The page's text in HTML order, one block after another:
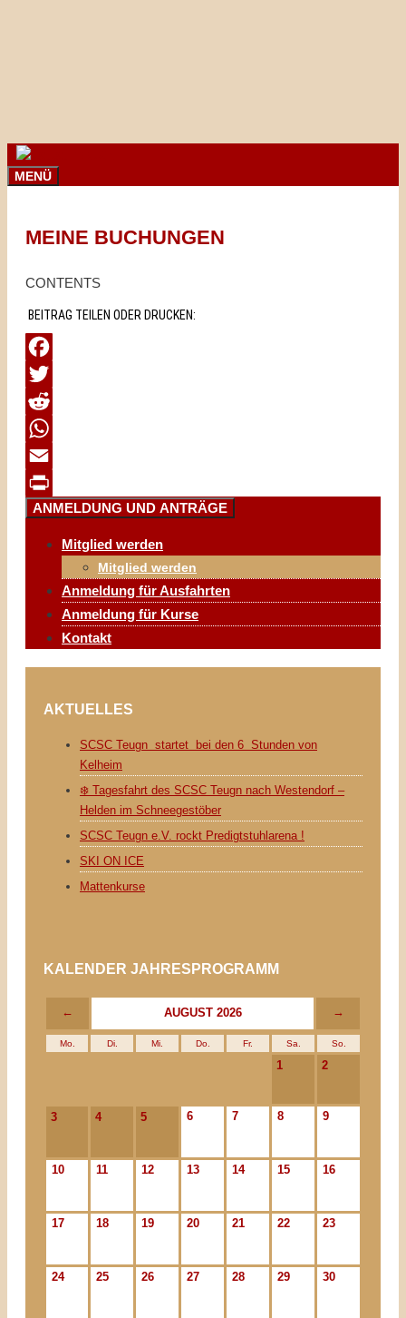
MENÜ
MEINE BUCHUNGEN
CONTENTS
BEITRAG TEILEN ODER DRUCKEN:
Facebook
Twitter
Reddit
WhatsApp
Email
Print
ANMELDUNG UND ANTRÄGE
Mitglied werden
Mitglied werden
Anmeldung für Ausfahrten
Anmeldung für Kurse
Kontakt
AKTUELLES
SCSC Teugn startet bei den 6 Stunden von
Kelheim
❄️ Tagesfahrt des SCSC Teugn nach Westendorf –
Helden im Schneegestöber
SCSC Teugn e.V. rockt Predigtstuhlarena !
SKI ON ICE
Mattenkurse
KALENDER JAHRESPROGRAMM
← AUGUST 2026 →
Mo. Di. Mi. Do. Fr. Sa. So.
1 2
3 4 5 6 7 8 9
10 11 12 13 14 15 16
17 18 19 20 21 22 23
24 25 26 27 28 29 30